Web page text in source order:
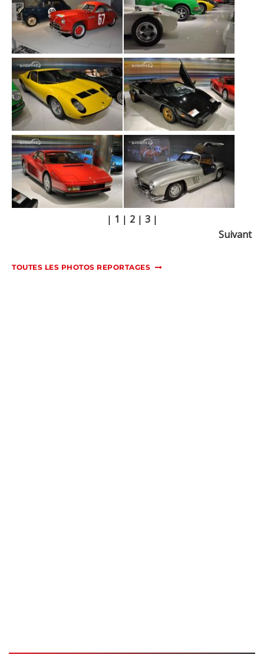
| 1 | 2| 3|
Suivant
TOUTES LES PHOTOS REPORTAGES